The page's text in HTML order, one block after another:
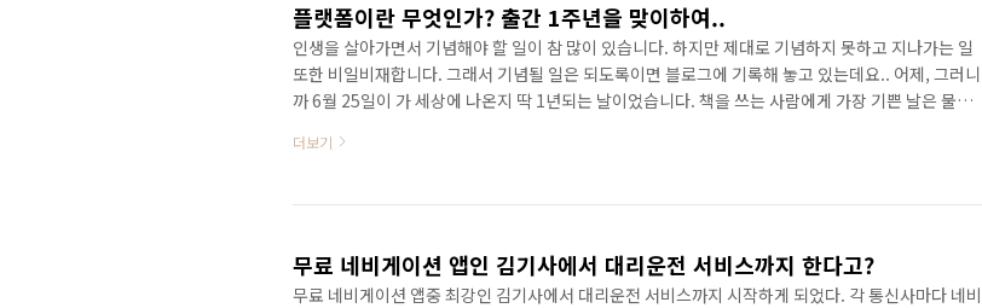
플랫폼이란 무엇인가? 출간 1주년을 맞이하여..
인생을 살아가면서 기념해야 할 일이 참 많이 있습니다. 하지만 제대로 기념하지 못하고 지나가는 일
또한 비일비재합니다. 그래서 기념될 일은 되도록이면 블로그에 기록해 놓고 있는데요.. 어제, 그러니
까 6월 25일이 가 세상에 나온지 딱 1년되는 날이었습니다. 책을 쓰는 사람에게 가장 기쁜 날은 물론
없겠죠? 가 폭발적인 인기를 얻지는 못했지만 그래도 꾸준히 사랑 받으면서 스테디셀러로 살아 남고
들이 봐주셨으면 좋겠네요.. ^^ 2013년 안에 3쇄 가자! 아자아자! 하지만 생각해 보면 가 나온 이후 1
더보기
무료 네비게이션 앱인 김기사에서 대리운전 서비스까지 한다고?
무료 네비게이션 앱중 최강인 김기사에서 대리운전 서비스까지 시작하게 되었다. 각 통신사마다 네비